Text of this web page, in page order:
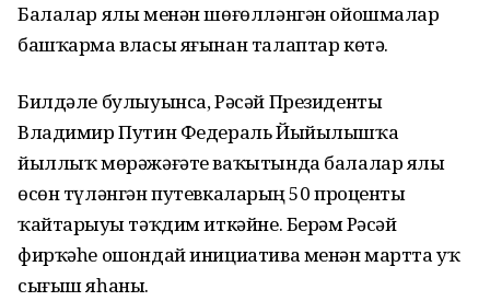
Балалар ялы менән шөғөлләнгән ойошмалар
башҡарма власы яғынан талаптар көтә.
Билдәле булыуынса, Рәсәй Президенты
Владимир Путин Федераль Йыйылышҡа
йыллыҡ мөрәжәғәте ваҡытында балалар ялы
өсөн түләнгән путевкаларҙың 50 проценты
ҡайтарыуҙы тәҡдим иткәйне. Берҙәм Рәсәй
фирҡәһе ошондай инициатива менән мартта уҡ
сығыш яһаны.